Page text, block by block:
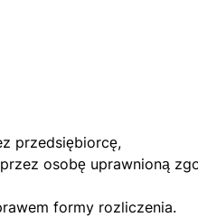
przedsiębiorcę,
osobę uprawnioną
formy rozliczenia.